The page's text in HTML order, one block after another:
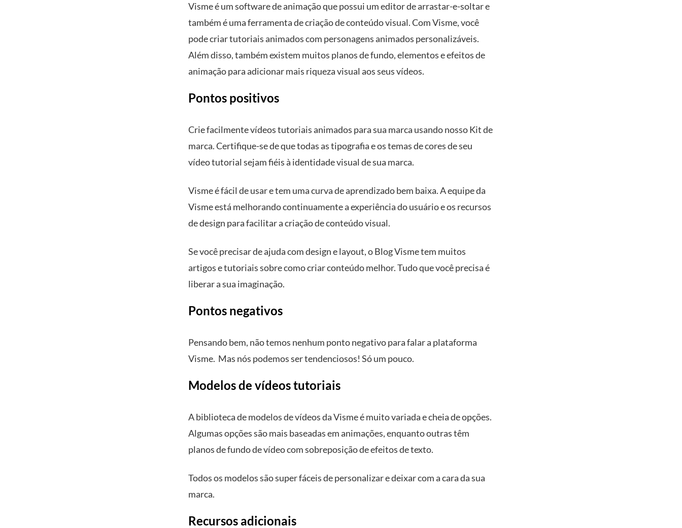
Visme é um software de animação que possui um editor de arrastar-e-soltar e
também é uma ferramenta de criação de conteúdo visual. Com Visme, você
pode criar tutoriais animados com personagens animados personalizáveis.
Além disso, também existem muitos planos de fundo, elementos e efeitos de
animação para adicionar mais riqueza visual aos seus vídeos.
Pontos positivos
Crie facilmente vídeos tutoriais animados para sua marca usando nosso Kit de
marca. Certifique-se de que todas as tipografia e os temas de cores de seu
vídeo tutorial sejam fiéis à identidade visual de sua marca.
Visme é fácil de usar e tem uma curva de aprendizado bem baixa. A equipe da
Visme está melhorando continuamente a experiência do usuário e os recursos
de design para facilitar a criação de conteúdo visual.
Se você precisar de ajuda com design e layout, o Blog Visme tem muitos
artigos e tutoriais sobre como criar conteúdo melhor. Tudo que você precisa é
liberar a sua imaginação.
Pontos negativos
Pensando bem, não temos nenhum ponto negativo para falar a plataforma
Visme. Mas nós podemos ser tendenciosos! Só um pouco.
Modelos de vídeos tutoriais
A biblioteca de modelos de vídeos da Visme é muito variada e cheia de opções.
Algumas opções são mais baseadas em animações, enquanto outras têm
planos de fundo de vídeo com sobreposição de efeitos de texto.
Todos os modelos são super fáceis de personalizar e deixar com a cara da sua
marca.
Recursos adicionais